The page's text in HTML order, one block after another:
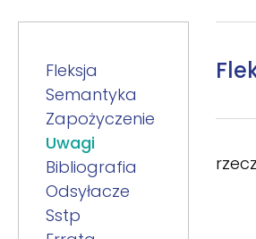
Fleksja
Semantyka
Zapożyczenie
Uwagi
Bibliografia
Odsyłacze
Sstp